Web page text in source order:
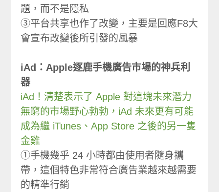
題，而不是隱私
③平台共享也作了改變，主要是回應F8大
會宣布改變後所引發的風暴
iAd：Apple逐鹿手機廣告市場的神兵利
器
iAd！清楚表示了 Apple 對這塊未來潛力
無窮的市場野心勃勃，iAd 未來更有可能
成為繼 iTunes、App Store 之後的另一隻
金雞
①手機幾乎 24 小時都由使用者隨身攜
帶，這個特色非常符合廣告業越來越需要
的精準行銷